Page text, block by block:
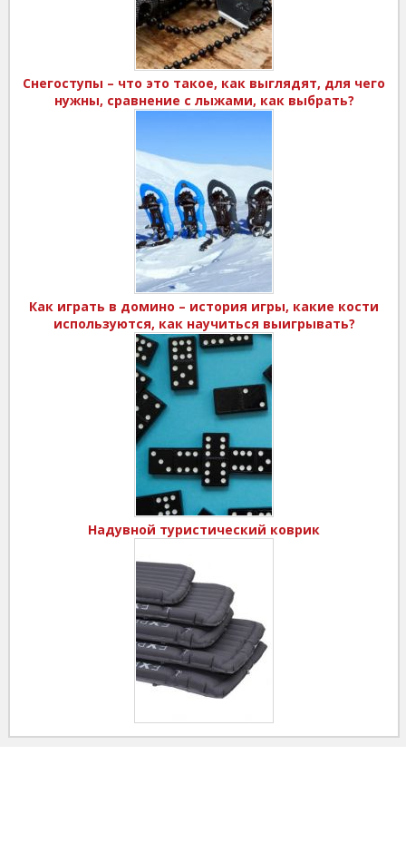
Снегоступы – что это такое, как выглядят, для чего
нужны, сравнение с лыжами, как выбрать?
Как играть в домино – история игры, какие кости
используются, как научиться выигрывать?
Надувной туристический коврик